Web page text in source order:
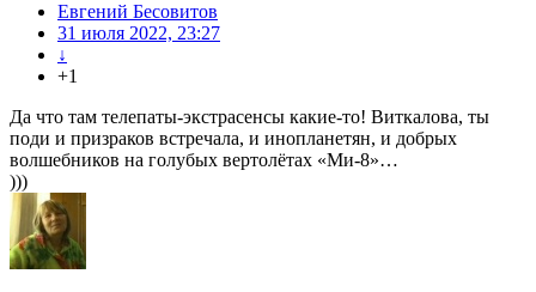
Евгений Бесовитов
31 июля 2022, 23:27
↓
+1
Да что там телепаты-экстрасенсы какие-то! Виткалова, ты
поди и призраков встречала, и инопланетян, и добрых
волшебников на голубых вертолётах «Ми-8»…
)))